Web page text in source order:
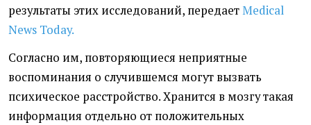
результаты этих исследований, передаетMedical
News Today.
Согласно им, повторяющиеся неприятные
воспоминания о случившемся могут вызвать
психическое расстройство. Хранится в мозгу такая
информация отдельно от положительных